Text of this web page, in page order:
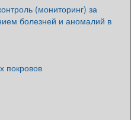
(мониторинг) за
болезней и аномалий в
покровов